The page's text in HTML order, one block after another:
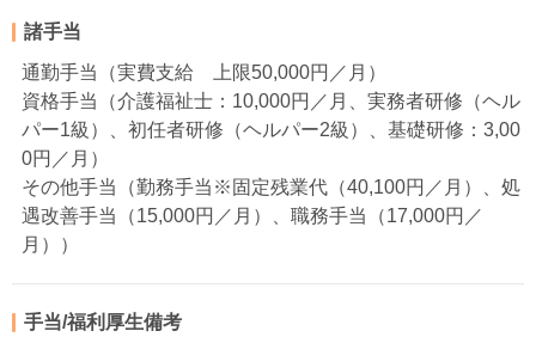
諸手当
通勤手当（実費支給 上限50,000円／月）
資格手当（介護福祉士：10,000円／月、実務者研修（ヘル
パー1級）、初任者研修（ヘルパー2級）、基礎研修：3,00
0円／月）
その他手当（勤務手当※固定残業代（40,100円／月）、処
遇改善手当（15,000円／月）、職務手当（17,000円／
月））
手当/福利厚生備考